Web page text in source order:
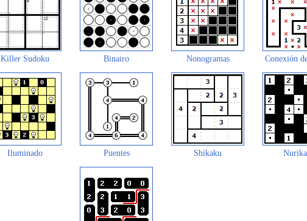
Killer Sudoku Binairo Nonogramas Conexión
Iluminado Puentes Shikaku